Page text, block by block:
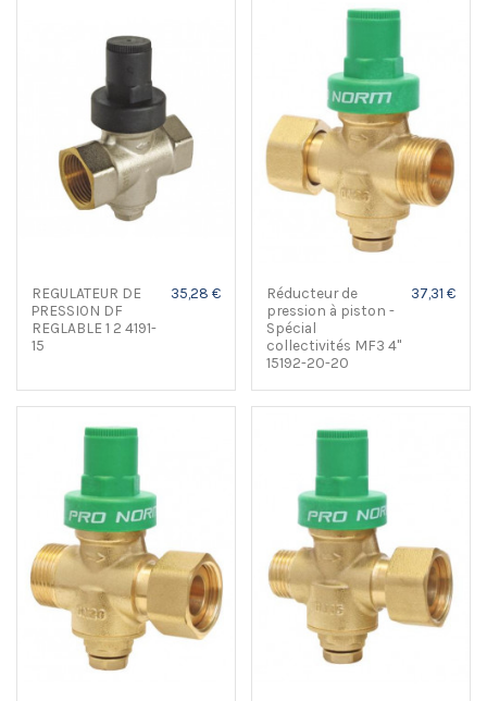
REGULATEUR DE
PRESSION DF
REGLABLE 1 2 4191-
15
35,28 €
Réducteur de
pression à piston -
Spécial
collectivités MF3 4"
15192-20-20
37,31 €